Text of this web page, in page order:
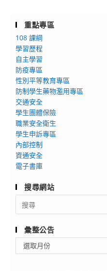
重點專區
108 課綱
學習歷程
自主學習
防疫專區
性別平等教育專區
防制學生藥物濫用專區
交通安全
學生團體保險
職業安全衛生
學生申訴專區
內部控制
資通安全
電子書庫
搜尋網站
Search
for:
彙整公告
整
選取月份